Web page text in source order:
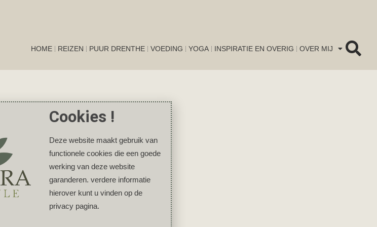
HOME REIZEN PUUR DRENTHE VOEDING YOGA INSPIRATIE EN OVERIG OVER MIJ
Cookies !
Deze website maakt gebruik van
functionele cookies die een goede
werking van deze website
garanderen. verdere informatie
hierover kunt u vinden op de
privacy pagina.